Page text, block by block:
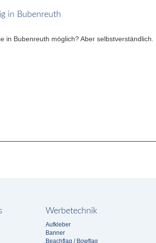
in Bubenreuth
in Bubenreuth möglich? Aber
Werbetechnik
Aufkleber
Banner
Beachflag / Bowflag